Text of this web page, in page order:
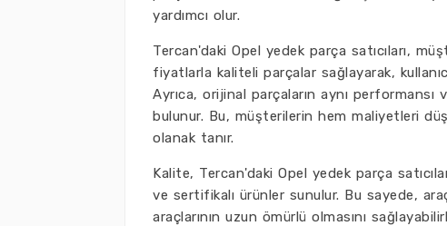
yardımcı olur.
Tercan'daki Opel yedek parça satıcıları,
fiyatlarla kaliteli parçalar sağlayarak,
Ayrıca, orijinal parçaların aynı performansı
bulunur. Bu, müşterilerin hem maliyetleri
olanak tanır.
Kalite, Tercan'daki Opel yedek parça
ve sertifikalı ürünler sunulur. Bu sayede,
araçlarının uzun ömürlü olmasını